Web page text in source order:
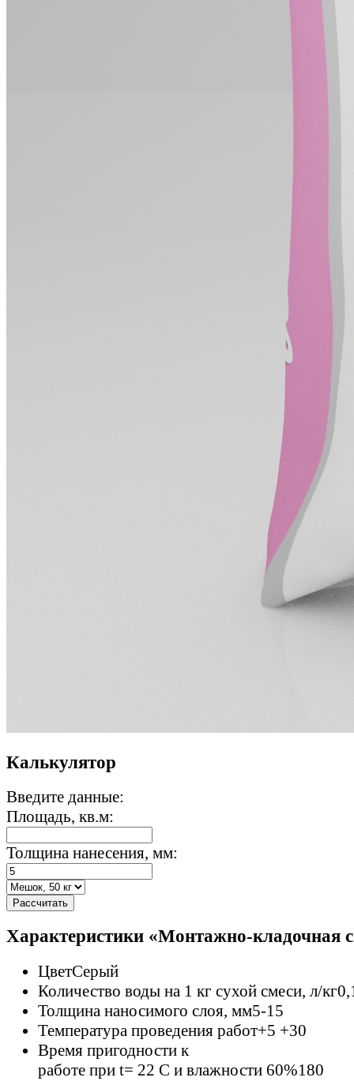
Калькулятор
Введите данные:
Площадь, кв.м:
Толщина нанесения, мм:
Рассчитать
Характеристики «Монтажно-кладочная
ЦветСерый
Количество воды на 1 кг сухой смеси, л/кг
Толщина наносимого слоя, мм5-15
Температура проведения работ+5 +30
Время пригодности к
работе при t= 22 C и влажности 60%180